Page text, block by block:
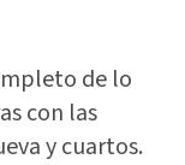
de lo
con las
y cuartos.